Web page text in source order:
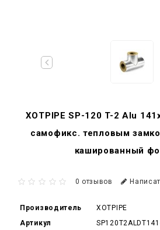
XOTPIPE SP-120 T-2 Alu
самофикс. тепловым
кашированный
0 отзывов
Производитель
XOTPIPE
Артикул